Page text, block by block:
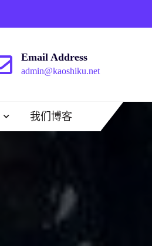
Email Address
admin@kaoshiku.net
我们博客